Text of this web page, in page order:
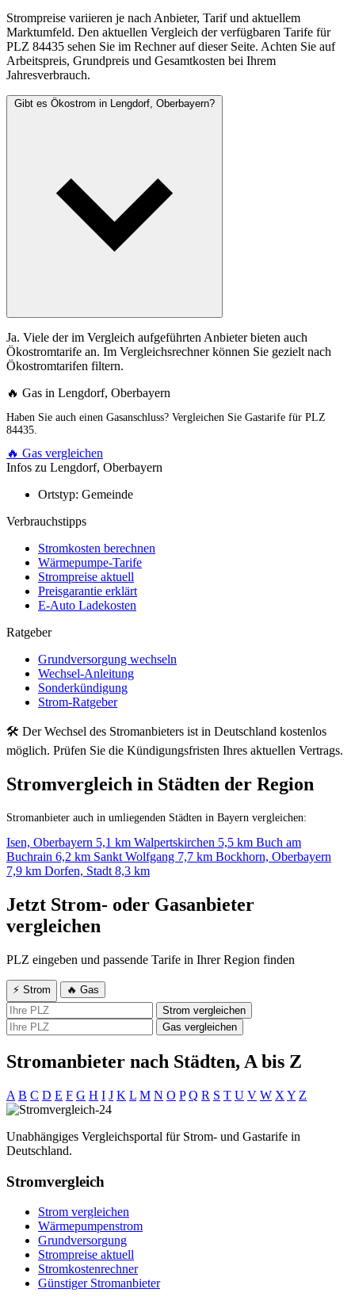
Strompreise variieren je nach Anbieter, Tarif und aktuellem
Marktumfeld. Den aktuellen Vergleich der verfügbaren Tarife für
PLZ 84435 sehen Sie im Rechner auf dieser Seite. Achten Sie auf
Arbeitspreis, Grundpreis und Gesamtkosten bei Ihrem
Jahresverbrauch.
Gibt es Ökostrom in Lengdorf, Oberbayern?
Ja. Viele der im Vergleich aufgeführten Anbieter bieten auch
Ökostromtarife an. Im Vergleichsrechner können Sie gezielt nach
Ökostromtarifen filtern.
🔥 Gas in Lengdorf, Oberbayern
Haben Sie auch einen Gasanschluss? Vergleichen Sie Gastarife für PLZ
84435.
🔥 Gas vergleichen
Infos zu Lengdorf, Oberbayern
Ortstyp: Gemeinde
Verbrauchstipps
Stromkosten berechnen
Wärmepumpe-Tarife
Strompreise aktuell
Preisgarantie erklärt
E-Auto Ladekosten
Ratgeber
Grundversorgung wechseln
Wechsel-Anleitung
Sonderkündigung
Strom-Ratgeber
🛠 Der Wechsel des Stromanbieters ist in Deutschland kostenlos
möglich. Prüfen Sie die Kündigungsfristen Ihres aktuellen Vertrags.
Stromvergleich in Städten der Region
Stromanbieter auch in umliegenden Städten in Bayern vergleichen:
Isen, Oberbayern 5,1 km Walpertskirchen 5,5 km Buch am
Buchrain 6,2 km Sankt Wolfgang 7,7 km Bockhorn, Oberbayern
7,9 km Dorfen, Stadt 8,3 km
Jetzt Strom- oder Gasanbieter
vergleichen
PLZ eingeben und passende Tarife in Ihrer Region finden
⚡ Strom
🔥 Gas
Strom vergleichen
Gas vergleichen
Stromanbieter nach Städten, A bis Z
A B C D E F G H I J K L M N O P Q R S T U V W X Y Z
Unabhängiges Vergleichsportal für Strom- und Gastarife in
Deutschland.
Stromvergleich
Strom vergleichen
Wärmepumpenstrom
Grundversorgung
Strompreise aktuell
Stromkostenrechner
Günstiger Stromanbieter